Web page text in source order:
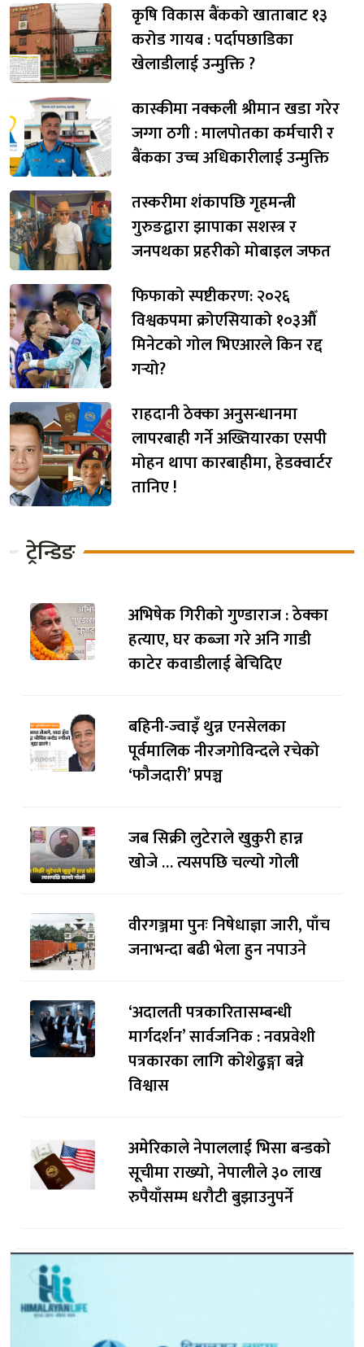
कृषि विकास बैंकको खाताबाट १३
करोड गायब : पर्दापछाडिका
खेलाडीलाई उन्मुक्ति ?
कास्कीमा नक्कली श्रीमान खडा गरेर
जग्गा ठगी : मालपोतका कर्मचारी र
बैंकका उच्च अधिकारीलाई उन्मुक्ति
तस्करीमा शंकापछि गृहमन्त्री
गुरुङद्वारा झापाका सशस्त्र र
जनपथका प्रहरीको मोबाइल जफत
फिफाको स्पष्टीकरण: २०२६
विश्वकपमा क्रोएसियाको १०३औँ
मिनेटको गोल भिएआरले किन रद्द
गर्‍यो?
राहदानी ठेक्का अनुसन्धानमा
लापरबाही गर्ने अख्तियारका एसपी
मोहन थापा कारबाहीमा, हेडक्वार्टर
तानिए !
ट्रेन्डिङ
अभिषेक गिरीको गुण्डाराज : ठेक्का
हत्याए, घर कब्जा गरे अनि गाडी
काटेर कवाडीलाई बेचिदिए
बहिनी-ज्वाइँ थुन्न एनसेलका
पूर्वमालिक नीरजगोविन्दले रचेको
‘फौजदारी’ प्रपञ्च
जब सिक्री लुटेराले खुकुरी हान्न
खोजे … त्यसपछि चल्यो गोली
वीरगञ्जमा पुनः निषेधाज्ञा जारी, पाँच
जनाभन्दा बढी भेला हुन नपाउने
‘अदालती पत्रकारितासम्बन्धी
मार्गदर्शन’ सार्वजनिक : नवप्रवेशी
पत्रकारका लागि कोशेढुङ्गा बन्ने
विश्वास
अमेरिकाले नेपाललाई भिसा बन्डकाे
सूचीमा राख्यो, नेपालीले ३० लाख
रुपैयाँसम्म धरौटी बुझाउनुपर्ने